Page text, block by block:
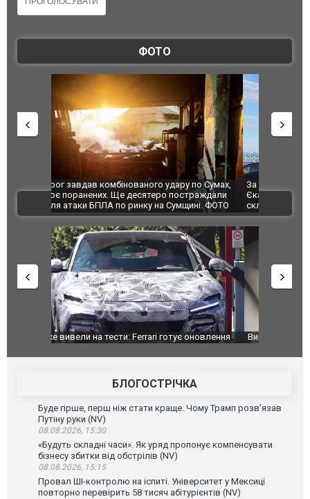
ФОТО
За 2000 кілометрів від кордону з Україною: в
Єкатеринбурзі після атаки дронів загорівся
склад Wildberries. ФОТО. ВІДЕО
"Мої
ВІДЕО
Вийшов трейлер нової екранізації легендарного
БЛОГОСТРІЧКА
Буде гірше, перш ніж стати краще. Чому Трамп розв’язав
Путіну руки (NV)
08.08.2026, 15:30
«Будуть складні часи». Як уряд пропонує компенсувати
бізнесу збитки від обстрілів (NV)
08.08.2026, 15:15
Провал ШІ-контролю на іспиті. Університет у Мексиці
повторно перевірить 58 тисяч абітурієнтів (NV)